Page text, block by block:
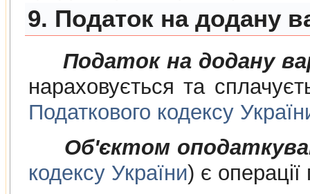
9. Податок на додану
Податок на додану
нараховується та
Податкового кодексу
Об'єктом
кодексу України) є операції